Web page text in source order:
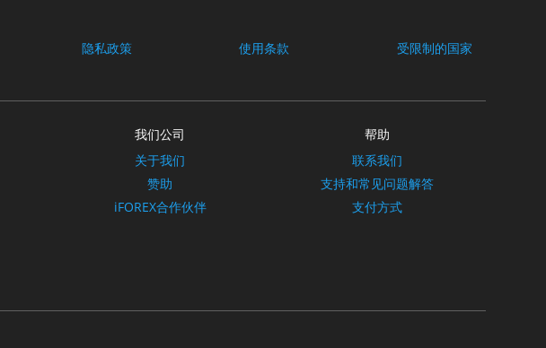
隐私政策 使用条款 受限制的国家
我们公司
关于我们
赞助
iFOREX合作伙伴
帮助
联系我们
支持和常见问题解答
支付方式